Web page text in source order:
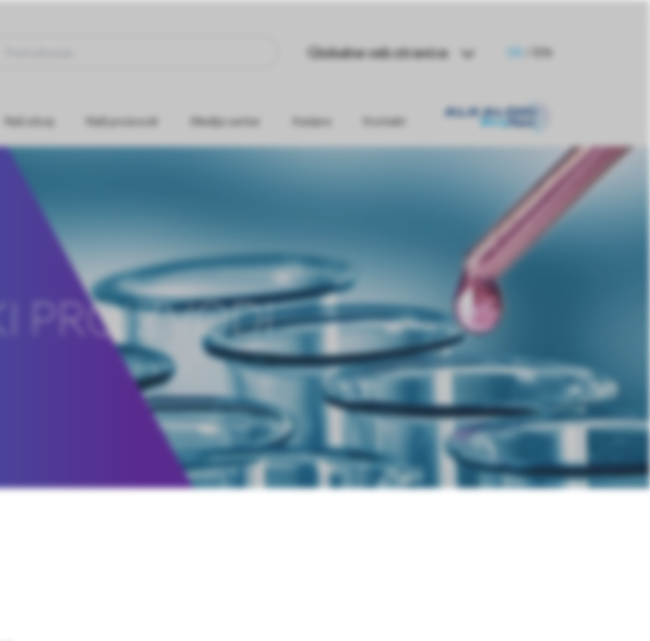
Globalne veb stranice SR EN
Naš uticaj Naši proizvodi Medija centar Karijera Kontakt
PROIZVODI